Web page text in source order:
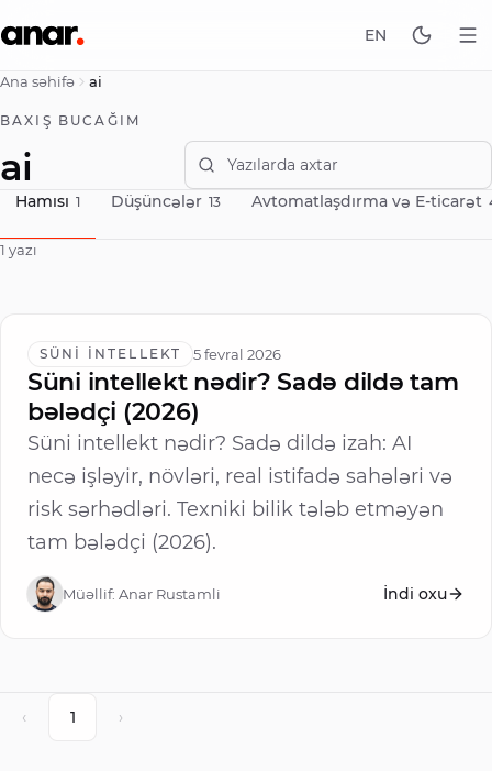
EN
Ana səhifə ai
BAXIŞ BUCAĞIM
ai
Hamısı 1 Düşüncələr 13 Avtomatlaşdırma və E-ticarət
1 yazı
SÜNI İNTELLEKT 5 fevral 2026
Süni intellekt nədir? Sadə dildə tam
bələdçi (2026)
Süni intellekt nədir? Sadə dildə izah: AI
necə işləyir, növləri, real istifadə sahələri və
risk sərhədləri. Texniki bilik tələb etməyən
tam bələdçi (2026).
Müəllif: Anar Rustamli İndi oxu
‹ 1 ›